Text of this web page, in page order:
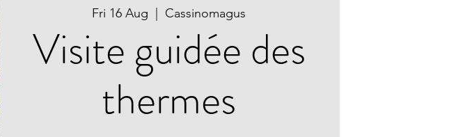
Fri 16 Aug
  |
Cassinomagus
Visite guidée des
thermes